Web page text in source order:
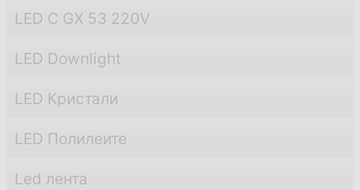
LED С GX 53 220V
LED Downlight
LED Кристали
LED Полилеите
Led лента